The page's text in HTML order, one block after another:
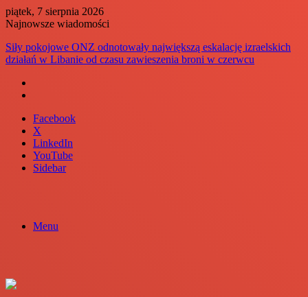
piątek, 7 sierpnia 2026
Najnowsze wiadomości
Siły pokojowe ONZ odnotowały największą eskalację izraelskich
działań w Libanie od czasu zawieszenia broni w czerwcu
Facebook
X
LinkedIn
YouTube
Sidebar
Menu